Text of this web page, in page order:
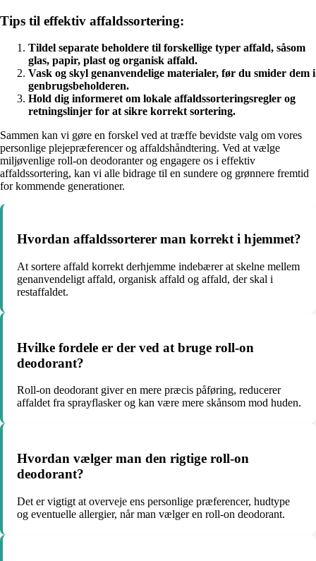
Tips til effektiv affaldssortering:
Tildel separate beholdere til forskellige typer affald, såsom
glas, papir, plast og organisk affald.
Vask og skyl genanvendelige materialer, før du smider dem i
genbrugsbeholderen.
Hold dig informeret om lokale affaldssorteringsregler og
retningslinjer for at sikre korrekt sortering.
Sammen kan vi gøre en forskel ved at træffe bevidste valg om vores
personlige plejepræferencer og affaldshåndtering. Ved at vælge
miljøvenlige roll-on deodoranter og engagere os i effektiv
affaldssortering, kan vi alle bidrage til en sundere og grønnere fremtid
for kommende generationer.
Hvordan affaldssorterer man korrekt i hjemmet?
At sortere affald korrekt derhjemme indebærer at skelne mellem
genanvendeligt affald, organisk affald og affald, der skal i
restaffaldet.
Hvilke fordele er der ved at bruge roll-on
deodorant?
Roll-on deodorant giver en mere præcis påføring, reducerer
affaldet fra sprayflasker og kan være mere skånsom mod huden.
Hvordan vælger man den rigtige roll-on
deodorant?
Det er vigtigt at overveje ens personlige præferencer, hudtype
og eventuelle allergier, når man vælger en roll-on deodorant.